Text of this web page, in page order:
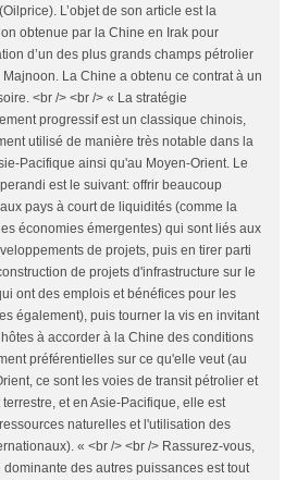
L’objet de son article est la
obtenue par la Chine en Irak pour
d’un des plus grands champs pétrolier
La Chine a obtenu ce contrat à un
<br /> <br /> « La stratégie
progressif est un classique chinois,
utilisé de manière très notable dans la
Pacifique ainsi qu'au Moyen-Orient. Le
est le suivant: offrir beaucoup
pays à court de liquidités (comme la
économies émergentes) qui sont liés aux
de projets, puis en tirer parti
de projets d'infrastructure sur le
ont des emplois et bénéfices pour les
également), puis tourner la vis en invitant
à accorder à la Chine des conditions
préférentielles sur ce qu'elle veut (au
ce sont les voies de transit pétrolier et
et en Asie-Pacifique, elle est
naturelles et l'utilisation des
« <br /> <br /> Rassurez-vous,
dominante des autres puissances est tout